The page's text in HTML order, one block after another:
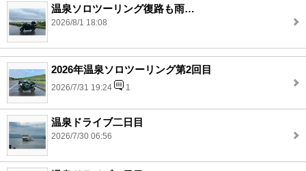
温泉ソロツーリング復路も雨…
2026/8/1 18:08
2026年温泉ソロツーリング第2回目
2026/7/31 19:24 1
温泉ドライブ二日目
2026/7/30 06:56